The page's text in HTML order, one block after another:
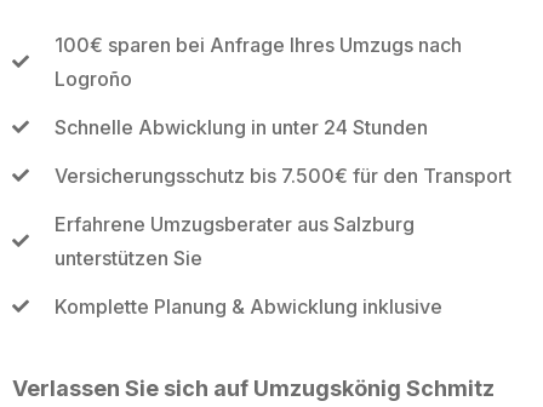
100€ sparen bei Anfrage Ihres Umzugs nach
Logroño
Schnelle Abwicklung in unter 24 Stunden
Versicherungsschutz bis 7.500€ für den Transport
Erfahrene Umzugsberater aus Salzburg
unterstützen Sie
Komplette Planung & Abwicklung inklusive
Verlassen Sie sich auf Umzugskönig Schmitz